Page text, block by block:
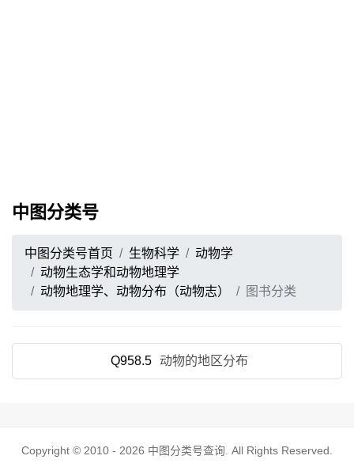
中图分类号
中图分类号首页 生物科学
动物学
动物生态学和动物地理学
动物地理学、动物分布（动物志）
图书分类
Q958.5 动物的地区分布
Copyright © 2010 - 2026 中图分类号查询 . All Rights Reserved.